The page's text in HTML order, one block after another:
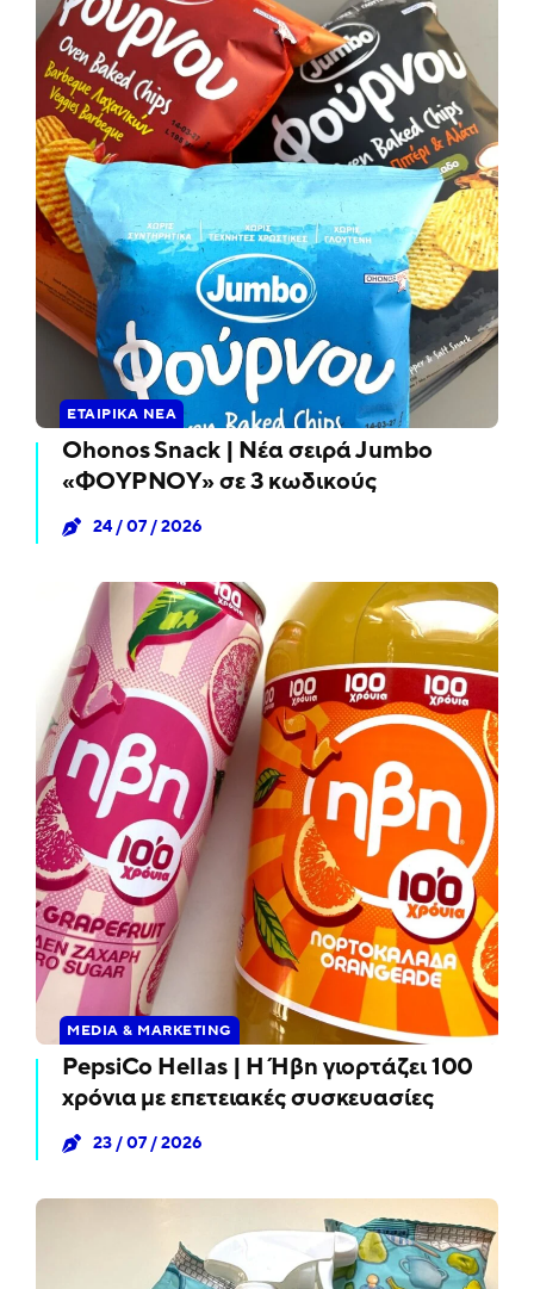
ΕΤΑΙΡΙΚΆ ΝΈΑ
Ohonos Snack | Νέα σειρά Jumbo
«ΦΟΥΡΝΟΥ» σε 3 κωδικούς
24 / 07 / 2026
MEDIA & MARKETING
PepsiCo Hellas | Η Ήβη γιορτάζει 100
χρόνια με επετειακές συσκευασίες
23 / 07 / 2026